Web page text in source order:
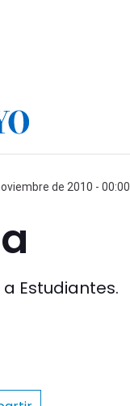
de 2010 - 00:00
Estudiantes.